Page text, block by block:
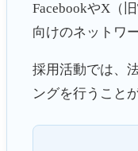
FacebookやX（
向けのネットワ
採用活動では、
ングを行うこと